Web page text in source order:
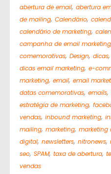
abertura de email, abertura
de mailing, Calendário,
calendário de marketing,
campanha de email marketing
comemorativas, Design, dicas,
dicas email marketing, e-
marketing, email, email
datas comemorativas, emails,
estratégia de marketing,
vendas, inbound marketing,
mailing, marketing, marketing
digital, newsletters, nitronews,
seo, SPAM, taxa de abertura,
vendas